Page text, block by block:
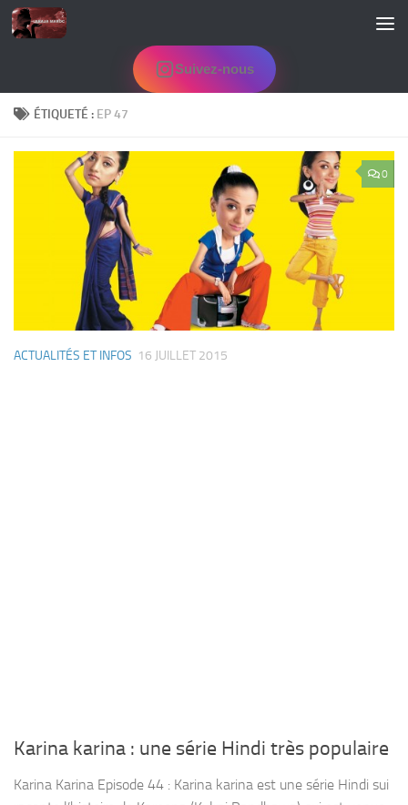
Skip to content
Suivez-nous
ÉTIQUETÉ : EP 47
0
ACTUALITÉS ET INFOS 16 JUILLET 2015
Karina karina : une série Hindi très populaire
Karina Karina Episode 44 : Karina karina est une série Hindi sui